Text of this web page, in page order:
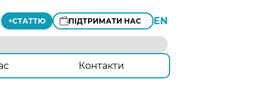
+СТАТТЮ ПІДТРИМАТИ НАС EN
Контакти